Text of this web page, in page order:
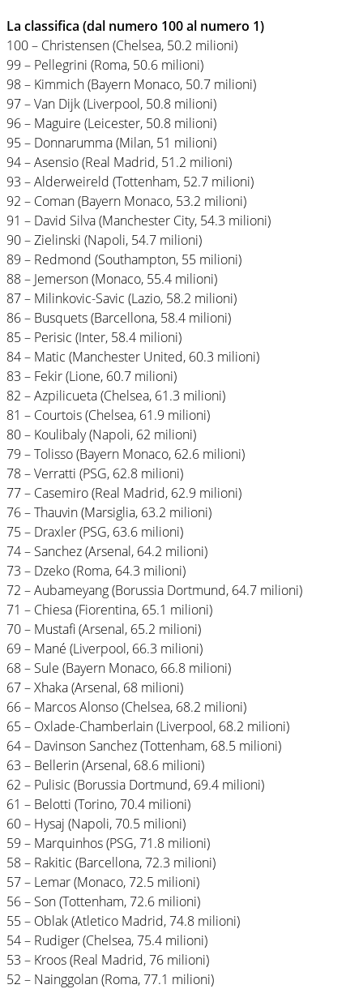
La classifica (dal numero 100 al numero 1)
100 – Christensen (Chelsea, 50.2 milioni)
99 – Pellegrini (Roma, 50.6 milioni)
98 – Kimmich (Bayern Monaco, 50.7 milioni)
97 – Van Dijk (Liverpool, 50.8 milioni)
96 – Maguire (Leicester, 50.8 milioni)
95 – Donnarumma (Milan, 51 milioni)
94 – Asensio (Real Madrid, 51.2 milioni)
93 – Alderweireld (Tottenham, 52.7 milioni)
92 – Coman (Bayern Monaco, 53.2 milioni)
91 – David Silva (Manchester City, 54.3 milioni)
90 – Zielinski (Napoli, 54.7 milioni)
89 – Redmond (Southampton, 55 milioni)
88 – Jemerson (Monaco, 55.4 milioni)
87 – Milinkovic-Savic (Lazio, 58.2 milioni)
86 – Busquets (Barcellona, 58.4 milioni)
85 – Perisic (Inter, 58.4 milioni)
84 – Matic (Manchester United, 60.3 milioni)
83 – Fekir (Lione, 60.7 milioni)
82 – Azpilicueta (Chelsea, 61.3 milioni)
81 – Courtois (Chelsea, 61.9 milioni)
80 – Koulibaly (Napoli, 62 milioni)
79 – Tolisso (Bayern Monaco, 62.6 milioni)
78 – Verratti (PSG, 62.8 milioni)
77 – Casemiro (Real Madrid, 62.9 milioni)
76 – Thauvin (Marsiglia, 63.2 milioni)
75 – Draxler (PSG, 63.6 milioni)
74 – Sanchez (Arsenal, 64.2 milioni)
73 – Dzeko (Roma, 64.3 milioni)
72 – Aubameyang (Borussia Dortmund, 64.7 milioni)
71 – Chiesa (Fiorentina, 65.1 milioni)
70 – Mustafi (Arsenal, 65.2 milioni)
69 – Mané (Liverpool, 66.3 milioni)
68 – Sule (Bayern Monaco, 66.8 milioni)
67 – Xhaka (Arsenal, 68 milioni)
66 – Marcos Alonso (Chelsea, 68.2 milioni)
65 – Oxlade-Chamberlain (Liverpool, 68.2 milioni)
64 – Davinson Sanchez (Tottenham, 68.5 milioni)
63 – Bellerin (Arsenal, 68.6 milioni)
62 – Pulisic (Borussia Dortmund, 69.4 milioni)
61 – Belotti (Torino, 70.4 milioni)
60 – Hysaj (Napoli, 70.5 milioni)
59 – Marquinhos (PSG, 71.8 milioni)
58 – Rakitic (Barcellona, 72.3 milioni)
57 – Lemar (Monaco, 72.5 milioni)
56 – Son (Tottenham, 72.6 milioni)
55 – Oblak (Atletico Madrid, 74.8 milioni)
54 – Rudiger (Chelsea, 75.4 milioni)
53 – Kroos (Real Madrid, 76 milioni)
52 – Nainggolan (Roma, 77.1 milioni)